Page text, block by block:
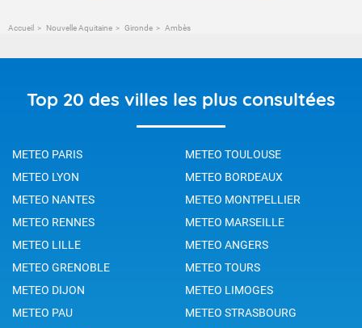
Accueil Nouvelle Aquitaine Gironde Ambès
Top 20 des villes les plus consultées
METEO PARIS
METEO TOULOUSE
METEO LYON
METEO BORDEAUX
METEO NANTES
METEO MONTPELLIER
METEO RENNES
METEO MARSEILLE
METEO LILLE
METEO ANGERS
METEO GRENOBLE
METEO TOURS
METEO DIJON
METEO LIMOGES
METEO PAU
METEO STRASBOURG